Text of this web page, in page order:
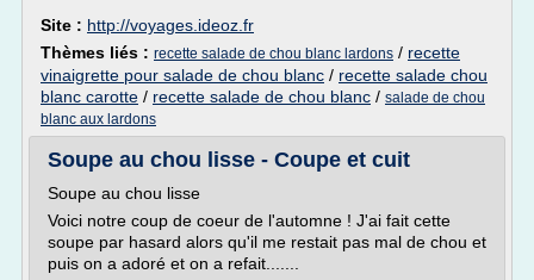
Site : http://voyages.ideoz.fr
Thèmes liés : recette salade de chou blanc lardons / recette
vinaigrette pour salade de chou blanc / recette salade chou
blanc carotte / recette salade de chou blanc / salade de chou
blanc aux lardons
Soupe au chou lisse - Coupe et cuit
Soupe au chou lisse
Voici notre coup de coeur de l'automne ! J'ai fait cette
soupe par hasard alors qu'il me restait pas mal de chou et
puis on a adoré et on a refait.......